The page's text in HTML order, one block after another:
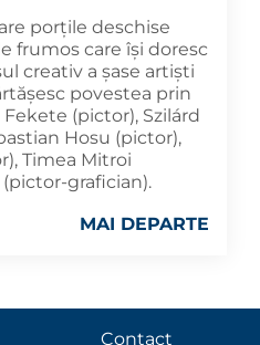
porțile deschise
frumos care își doresc
creativ a șase artiști
povestea prin
(pictor), Szilárd
Hosu (pictor),
Timea Mitroi
(pictor-grafician).
MAI DEPARTE
Contact